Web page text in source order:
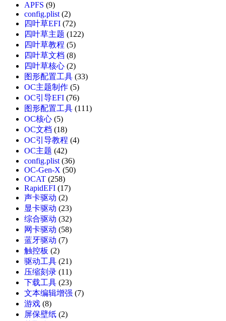
APFS (9)
config.plist(2)
四叶草EFI (72)
四叶草主题 (122)
四叶草教程 (5)
四叶草文档 (8)
四叶草核心 (2)
图形配置工具 (33)
OC主题制作 (5)
OC引导EFI (76)
图形配置工具 (111)
OC核心 (5)
OC文档 (18)
OC引导教程 (4)
OC主题 (42)
config.plist(36)
OC-Gen-X (50)
OCAT (258)
RapidEFI (17)
声卡驱动 (2)
显卡驱动 (23)
综合驱动 (32)
网卡驱动 (58)
蓝牙驱动 (7)
触控板 (2)
驱动工具 (21)
压缩刻录 (11)
下载工具 (23)
文本编辑增强 (7)
游戏 (8)
屏保壁纸 (2)